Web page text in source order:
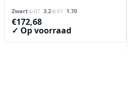
Zwart 3.2 1.70
€172,68
✓ Op voorraad